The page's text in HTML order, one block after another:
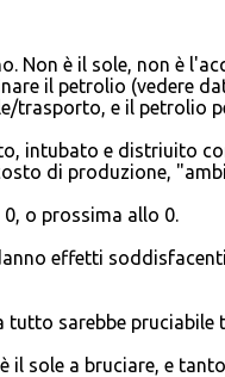
Non è il sole, non è
il petrolio (vedere
trasporto, e il petrolio
intubato e distriuito
di produzione,
o prossima allo 0.
effetti
sarebbe pruciabile
il sole a bruciare, e